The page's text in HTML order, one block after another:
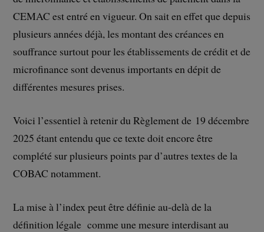
CEMAC est entré en vigueur. On sait en effet que depuis
plusieurs années déjà, les montant des créances en
souffrance surtout pour les établissements de crédit et de
microfinance sont devenus importants en dépit de
différentes mesures prises.
Voici l’essentiel à retenir du Règlement de 19 décembre
2025 étant entendu que ce texte doit encore être
complété sur plusieurs points par d’autres textes de la
COBAC notamment.
La mise à l’index peut être définie au-delà de la
définition légale comme une mesure interdisant au